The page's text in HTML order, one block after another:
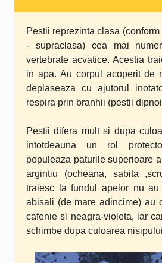
Pestii reprezinta clasa
- supraclasa) cea mai
vertebrate acvatice. Acestia
in apa. Au corpul acoperit de
deplaseaza cu ajutorul
respira prin branhii (pestii
Pestii difera mult si dupa
intotdeauna un rol
populeaza paturile superioare
argintiu (ocheana, sabita
traiesc la fundul apelor nu
abisali (de mare adincime) au
cafenie si neagra-violeta, iar
schimbe dupa culoarea